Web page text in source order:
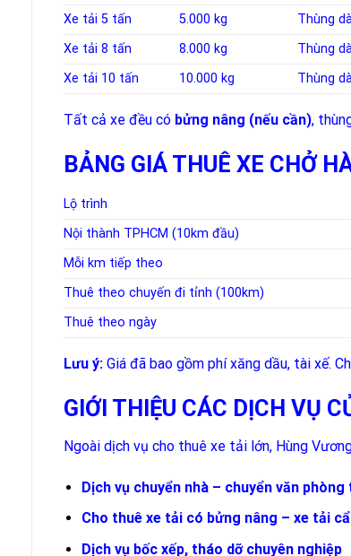
Xe tải 5 tấn
5.000 kg Thùng
Xe tải 8 tấn
8.000 kg Thùng
Xe tải 10 tấn
10.000 kg Thùng
Tất cả xe đều có bửng nâng (nếu cần),
BẢNG GIÁ THUÊ XE CHỞ
Lộ trình
Nội thành TPHCM (10km đầu)
Mỗi km tiếp theo
Thuê theo chuyến đi tỉnh (100km)
Thuê theo ngày
Lưu ý:Giá đã bao gồm phí xăng dầu, tài xế.
GIỚI THIỆU CÁC DỊCH VỤ
Ngoài dịch vụ cho thuê xe tải lớn, Hùng
Dịch vụ chuyển nhà – chuyển văn
Cho thuê xe tải có bửng nâng – xe tải
Dịch vụ bốc xếp, tháo dỡ chuyên nghiệp